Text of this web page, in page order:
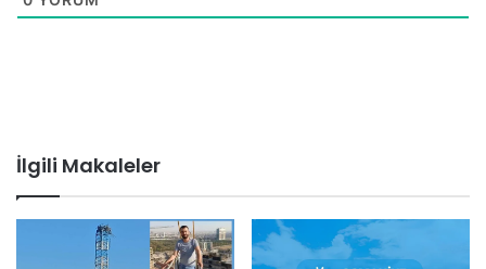
İlgili Makaleler